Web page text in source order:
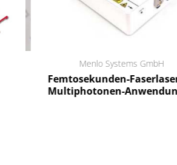
Menlo Systems GmbH
Femtosekunden-
Multiphotonen-